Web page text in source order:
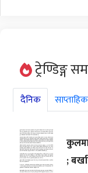
ट्रेण्डिङ्ग
दैनिक साप्ताहिक
;